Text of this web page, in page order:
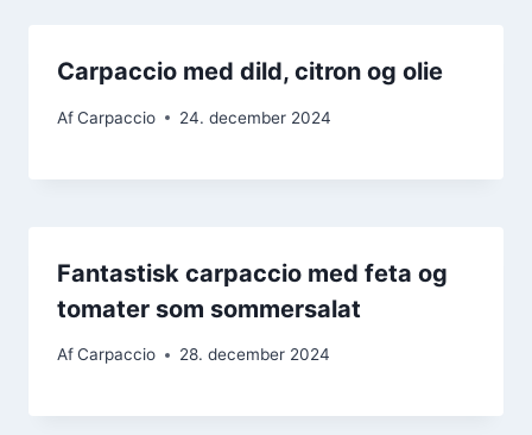
Carpaccio med dild, citron og olie
AfCarpaccio 24. december 2024
Fantastisk carpaccio med feta og
tomater som sommersalat
AfCarpaccio 28. december 2024